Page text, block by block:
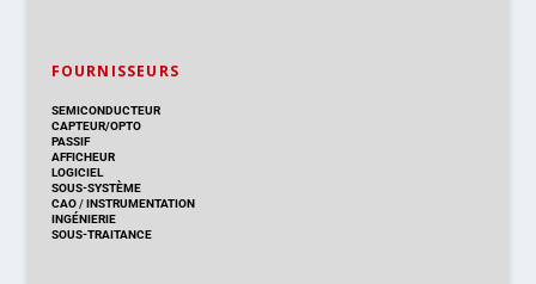
FOURNISSEURS
SEMICONDUCTEUR
CAPTEUR/OPTO
PASSIF
AFFICHEUR
LOGICIEL
SOUS-SYSTÈME
CAO/INSTRUMENTATION
INGÉNIERIE
SOUS-TRAITANCE